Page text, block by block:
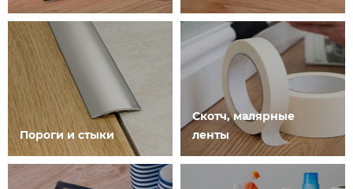
Пороги и стыки
Скотч, малярные
ленты